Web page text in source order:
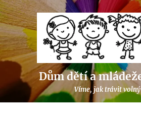
Dům dětí a
Víme, jak trávit volný